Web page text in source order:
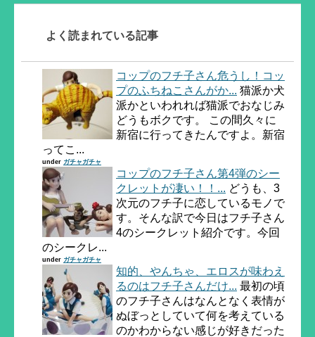
よく読まれている記事
コップのフチ子さん危うし！コッ
プのふちねこさんがか... 猫派か犬
派かといわれれば猫派でおなじみ
どうもボクです。 この間久々に
新宿に行ってきたんですよ。新宿
ってこ...
under ガチャガチャ
コップのフチ子さん第4弾のシー
クレットが凄い！！... どうも、3
次元のフチ子に恋しているモノで
す。そんな訳で今日はフチ子さん
4のシークレット紹介です。今回
のシークレ...
under ガチャガチャ
知的、やんちゃ、エロスが味わえ
るのはフチ子さんだけ... 最初の頃
のフチ子さんはなんとなく表情が
ぬぼっとしていて何を考えている
のかわからない感じが好きだった